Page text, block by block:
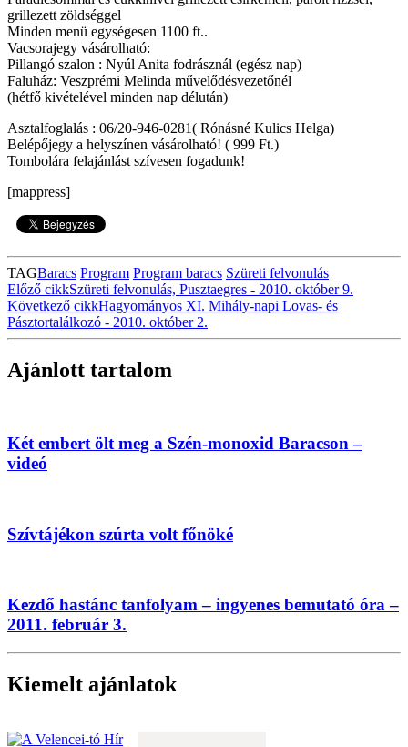
grillezett zöldséggel
Minden menü egységesen 1100 ft..
Vacsorajegy vásárolható:
Pillangó szalon : Nyúl Anita fodrásznál (egész nap)
Faluház: Veszprémi Melinda művelődésvezetőnél
(hétfő kivételével minden nap délután)
Asztalfoglalás : 06/20-946-0281( Rónásné Kulics Helga)
Belépőjegy a helyszínen vásárolható! ( 999 Ft.)
Tombolára felajánlást szívesen fogadunk!
[mappress]
TAGBaracs Program Program baracs Szüreti felvonulás
Előző cikkSzüreti felvonulás, Pusztaegres - 2010. október 9.
Következő cikkHagyományos XI. Mihály-napi Lovas- és
Pásztortalálkozó - 2010. október 2.
Ajánlott tartalom
Két embert ölt meg a Szén-monoxid Baracson –
videó
Szívtájékon szúrta volt főnöké
Kezdő hastánc tanfolyam – ingyenes bemutató óra –
2011. február 3.
Kiemelt ajánlatok